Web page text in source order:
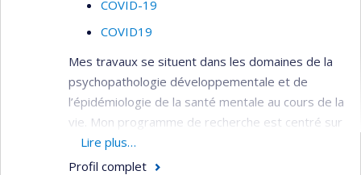
COVID-19
COVID19
Mes travaux se situent dans les domaines de la
psychopathologie développementale et de
l’épidémiologie de la santé mentale au cours de la
vie. Mon programme de recherche est centré sur
l’étude de la transmission intergénérationnelle
des facteurs de risque pour les problèmes de
Lire plus…
Profil complet